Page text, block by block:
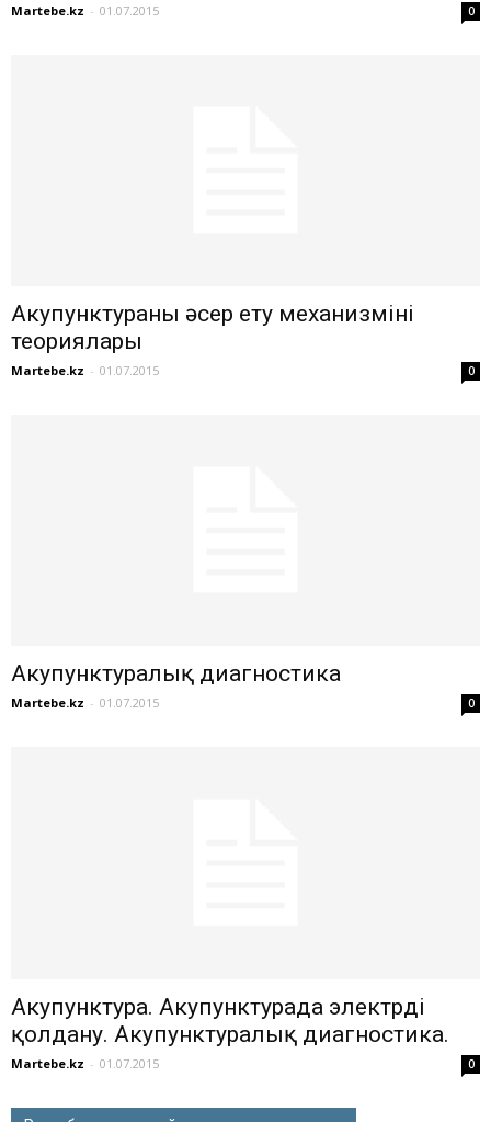
Martebe.kz - 01.07.2015 0
Акупунктураның әсер ету механизмінің
теориялары
Martebe.kz - 01.07.2015 0
Акупунктуралық диагностика
Martebe.kz - 01.07.2015 0
Акупунктура. Акупунктурада электрді
қолдану. Акупунктуралық диагностика.
Martebe.kz - 01.07.2015 0